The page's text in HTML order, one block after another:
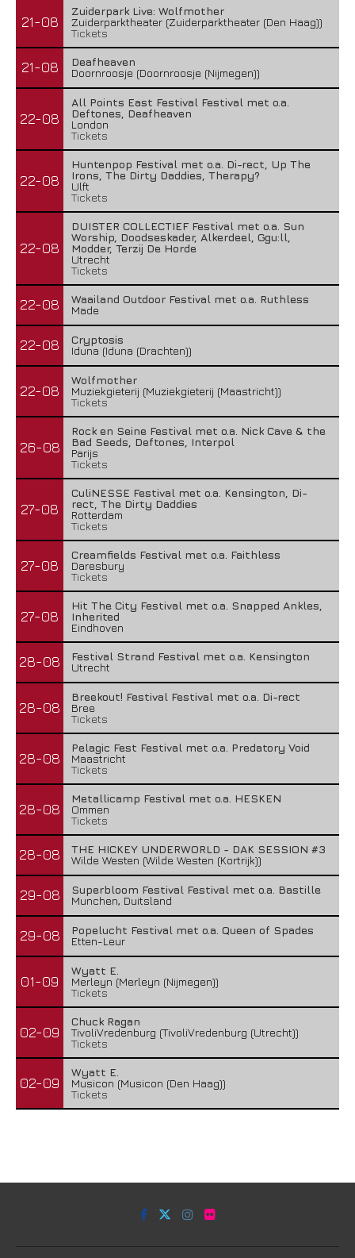
21-08
Zuiderpark Live: Wolfmother
Zuiderparktheater (Zuiderparktheater (Den Haag))
Tickets
21-08
Deafheaven
Doornroosje (Doornroosje (Nijmegen))
22-08
All Points East Festival Festival met o.a.
Deftones, Deafheaven
London
Tickets
22-08
Huntenpop Festival met o.a. Di-rect, Up The
Irons, The Dirty Daddies, Therapy?
Ulft
Tickets
22-08
DUISTER COLLECTIEF Festival met o.a. Sun
Worship, Doodseskader, Alkerdeel, Ggu:ll,
Modder, Terzij De Horde
Utrecht
Tickets
22-08
Waailand Outdoor Festival met o.a. Ruthless
Made
22-08
Cryptosis
Iduna (Iduna (Drachten))
22-08
Wolfmother
Muziekgieterij (Muziekgieterij (Maastricht))
Tickets
26-08
Rock en Seine Festival met o.a. Nick Cave & the
Bad Seeds, Deftones, Interpol
Parijs
Tickets
27-08
CuliNESSE Festival met o.a. Kensington, Di-
rect, The Dirty Daddies
Rotterdam
Tickets
27-08
Creamfields Festival met o.a. Faithless
Daresbury
Tickets
27-08
Hit The City Festival met o.a. Snapped Ankles,
Inherited
Eindhoven
28-08
Festival Strand Festival met o.a. Kensington
Utrecht
28-08
Breekout! Festival Festival met o.a. Di-rect
Bree
Tickets
28-08
Pelagic Fest Festival met o.a. Predatory Void
Maastricht
Tickets
28-08
Metallicamp Festival met o.a. HESKEN
Ommen
Tickets
28-08
THE HICKEY UNDERWORLD - DAK SESSION #3
Wilde Westen (Wilde Westen (Kortrijk))
29-08
Superbloom Festival Festival met o.a. Bastille
Munchen, Duitsland
29-08
Popelucht Festival met o.a. Queen of Spades
Etten-Leur
01-09
Wyatt E.
Merleyn (Merleyn (Nijmegen))
Tickets
02-09
Chuck Ragan
TivoliVredenburg (TivoliVredenburg (Utrecht))
Tickets
02-09
Wyatt E.
Musicon (Musicon (Den Haag))
Tickets